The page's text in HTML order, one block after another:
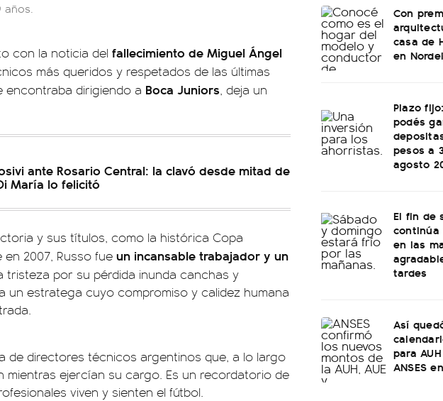
con la noticia del fallecimiento de Miguel Ángel
más queridos y respetados de las últimas
encontraba dirigiendo a Boca Juniors, deja un
ante Rosario Central: la clavó desde mitad de
María lo felicitó
y sus títulos, como la histórica Copa
2007, Russo fue un incansable trabajador y un
tristeza por su pérdida inunda canchas y
un estratega cuyo compromiso y calidez humana
de directores técnicos argentinos que, a lo largo
mientras ejercían su cargo. Es un recordatorio de
viven y sienten el fútbol.
Con
casa de
en
Plazo
podés
pesos a
agosto
El fin de
en las
tardes
Así
para
ANSES